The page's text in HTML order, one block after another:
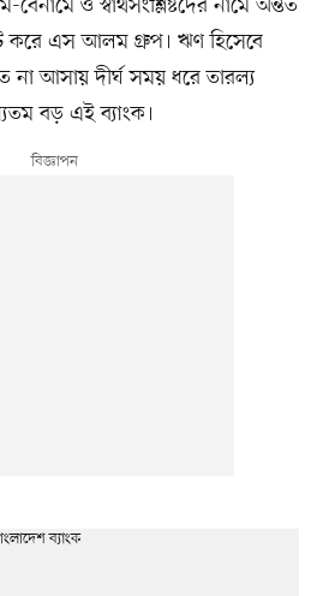
করে এস আলম গ্রুপ। ঋণ হিসেবে
আসায় দীর্ঘ সময় ধরে তারল্য
বড় এই ব্যাংক।